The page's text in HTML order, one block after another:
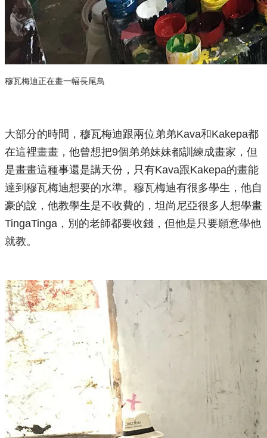
穆瓦梅迪正在畫一幅長尾鳥
​大部分的時間，穆瓦梅迪跟兩位弟弟Kava和Kakepa都
在這裡畫畫，他曾想把9個弟弟妹妹都訓練成畫家，但
是畫畫這種事還是講天份，只有Kava跟Kakepa的畫能
達到穆瓦梅迪想要的水準。 穆瓦梅迪有很多學生，他自
豪的說，他教學生是不收費的，坦尚尼亞很多人想學畫
TingaTinga，別的老師都要收錢，但他是只要願意學他
就教。